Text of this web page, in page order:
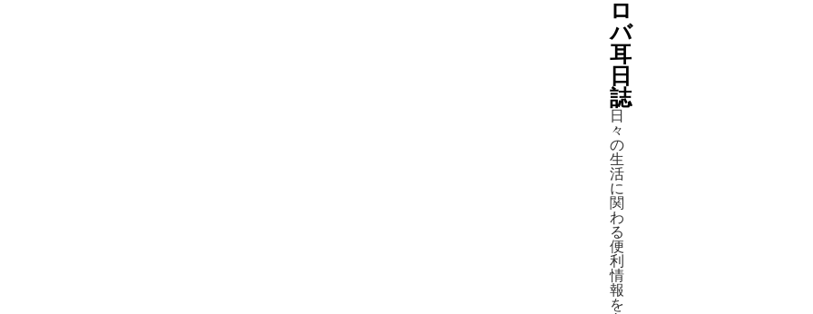
ロ
バ
耳
日
誌
日
々
の
生
活
に
関
わ
る
便
利
情
報
を